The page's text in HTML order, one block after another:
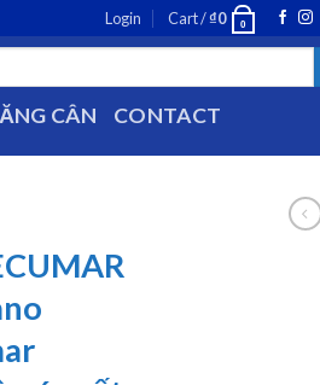
Login Cart /₫0 0
CÂN CONTACT